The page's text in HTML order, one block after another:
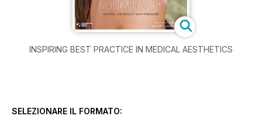
INSPIRING BEST PRACTICE IN MEDICAL AESTHETICS
SELEZIONARE IL FORMATO: